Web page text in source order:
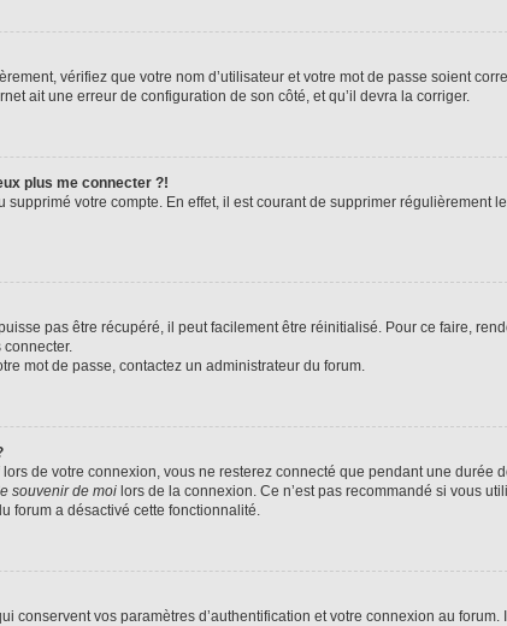
vérifiez que votre nom d’utilisateur et votre mot de passe soient
ait une erreur de configuration de son côté, et qu’il devra la corriger.
plus me connecter ?!
supprimé votre compte. En effet, il est courant de supprimer
pas être récupéré, il peut facilement être réinitialisé. Pour ce faire,
mot de passe, contactez un administrateur du forum.
lors de votre connexion, vous ne resterez connecté que pendant une durée
souvenir de moi lors de la connexion. Ce n’est pas recommandé si vous
forum a désactivé cette fonctionnalité.
conservent vos paramètres d’authentification et votre connexion au